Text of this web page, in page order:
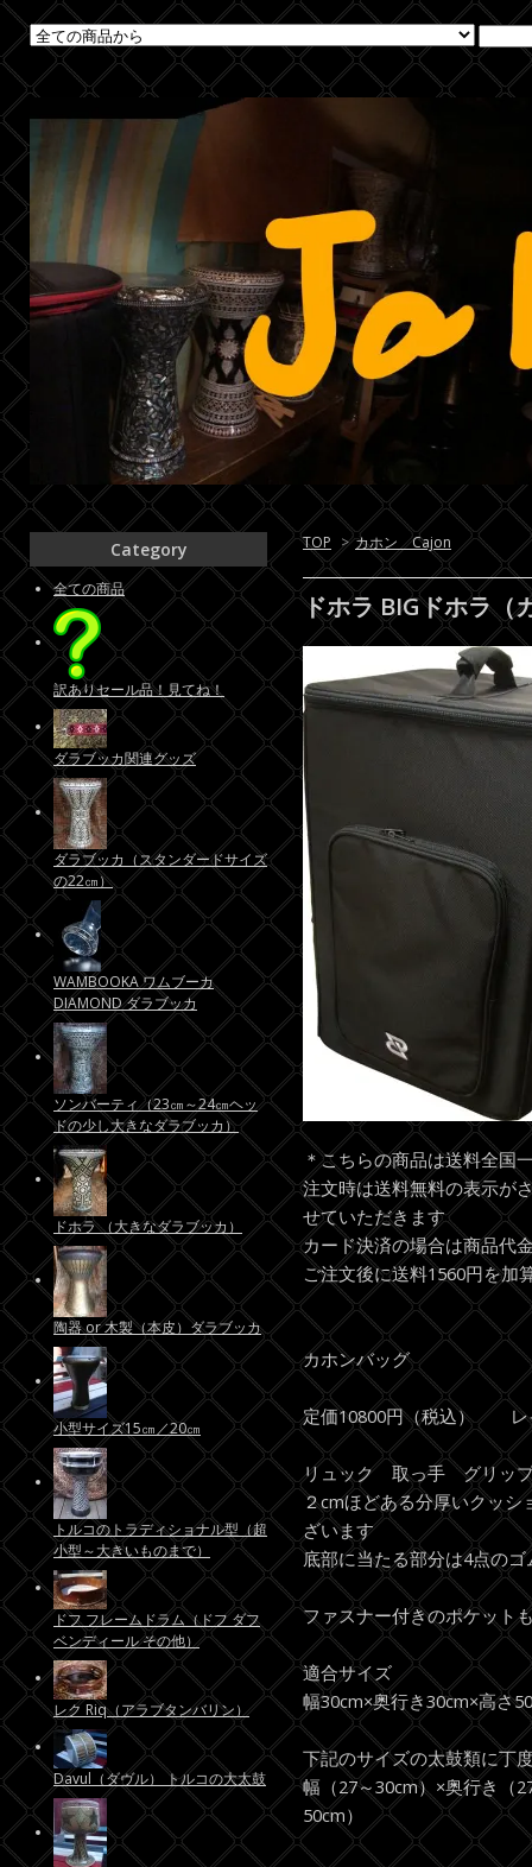
TOP > カホン Cajon
ドホラ BIGドホラ（
＊こちらの商品は送料全国
注文時は送料無料の表示が
せていただきます
カード決済の場合は商品
ご注文後に送料1560円を加
カホンバッグ
定価10800円（税込） レ
リュック 取っ手 グリッ
２cmほどある分厚いクッシ
ざいます
底部に当たる部分は4点の
ファスナー付きのポケット
適合サイズ
幅30cm×奥行き30cm×高さ
下記のサイズの太鼓類に丁
幅（27～30cm）×奥行き（
50cm）
Category
全ての商品
訳ありセール品！見てね！
ダラブッカ関連グッズ
ダラブッカ（スタンダードサイズ
の22㎝）
WAMBOOKA ワムブーカ
DIAMOND ダラブッカ
ソンバーティ（23㎝～24㎝ヘッ
ドの少し大きなダラブッカ）
ドホラ （大きなダラブッカ）
陶器 or 木製（本皮）ダラブッカ
小型サイズ15㎝／20㎝
トルコのトラディショナル型（超
小型～大きいものまで）
ドフ フレームドラム（ドフ ダフ
ベンディール その他）
レク Riq（アラブタンバリン）
Davul（ダヴル） トルコの大太鼓